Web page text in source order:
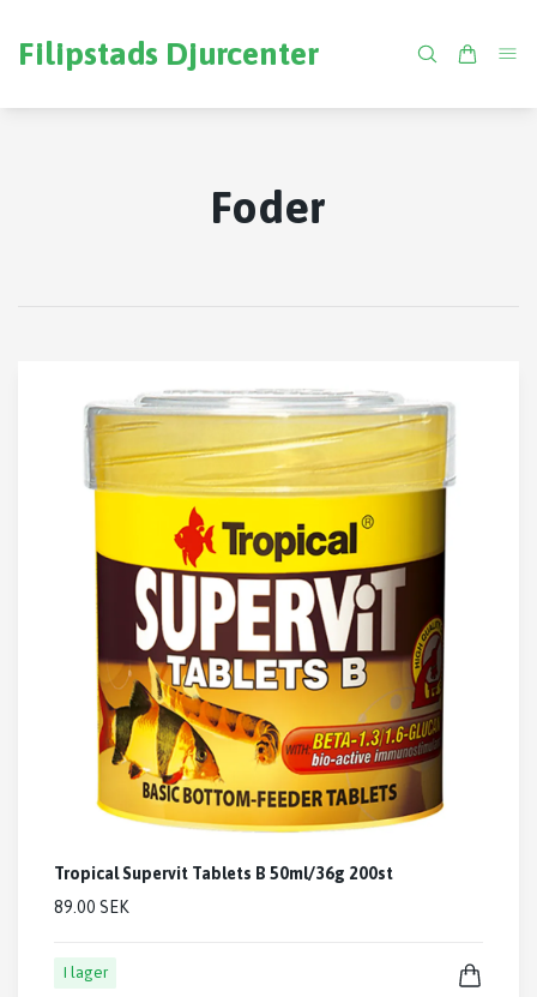
Filipstads Djurcenter
Foder
Tropical Supervit Tablets B 50ml/36g 200st
89.00 SEK
I lager